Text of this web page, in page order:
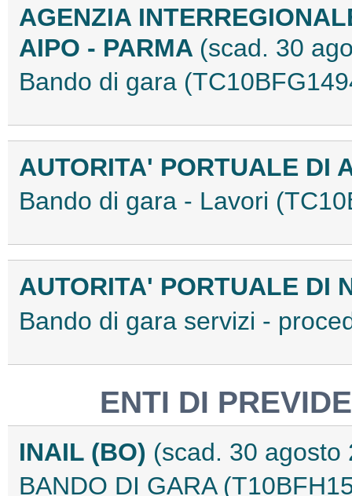
AGENZIA
AIPO - PARMA (scad. 30
Bando di gara
AUTORITA' PORTUALE DI
Bando di gara - Lavori
AUTORITA' PORTUALE DI
Bando di gara servizi -
ENTI DI
INAIL (BO) (scad. 30 agosto
BANDO DI GARA